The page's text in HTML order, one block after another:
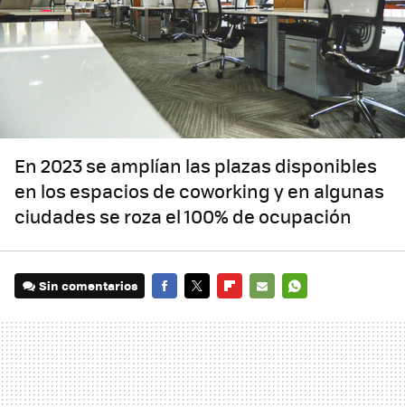
En 2023 se amplían las plazas disponibles
en los espacios de coworking y en algunas
ciudades se roza el 100% de ocupación
Sin comentarios
MAIL